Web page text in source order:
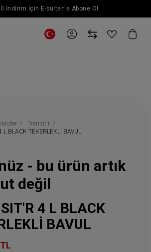
İndirim İçin E-bülten'e Abone Ol
için kaydol
Transit'r
L BLACK TEKERLEKLİ BAVUL
- bu ürün artık
değil
4 L BLACK
BAVUL